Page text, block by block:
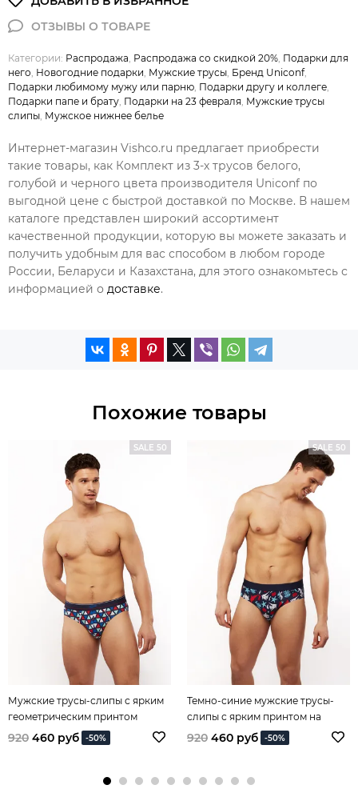
Категории: Распродажа Распродажа со скидкой 20% Подарки для
него Новогодние подарки Мужские трусы Бренд Uniconf,
Подарки любимому мужу или парню Подарки другу и коллеге
Подарки папе и брату Подарки на 23 февраля Мужские трусы
слипы Мужское нижнее белье
Интернет-магазин Vishco.ru предлагает приобрести
такие товары, как Комплект из 3-х трусов белого,
голубой и черного цвета производителя Uniconf по
выгодной цене с быстрой доставкой по Москве. В нашем
каталоге представлен широкий ассортимент
качественной продукции, которую вы можете заказать и
получить удобным для вас способом в любом городе
России, Беларуси и Казахстана, для этого ознакомьтесь с
информацией о доставке.
Похожие товары
SALE 50
Мужские трусы-слипы с ярким
геометрическим принтом
920 460 руб -50%
SALE 50
Темно-синие мужские трусы-
слипы с ярким принтом на
морскую тематику
920 460 руб -50%